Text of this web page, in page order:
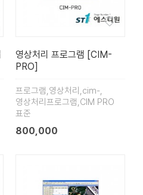
영상처리 프로그램 [CIM-
PRO]
프로그램,영상처리,cim-,
영상처리프로그램,CIM PRO
표준
800,000